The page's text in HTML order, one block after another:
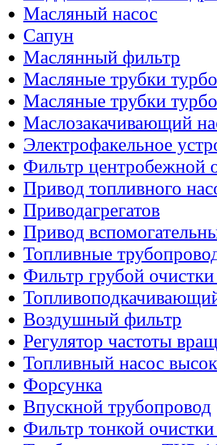
Масляный насос
Сапун
Маслянный фильтр
Масляные трубки
Масляные трубки
Маслозакачивающий
Электрофакельное
Фильтр центробежной
Привод топливного
Приводагрегатов
Привод
Топливные
Фильтр грубой
Воздушный фильтр
Регулятор частоты
Топливный насос
Форсунка
Впускной трубопровод
Фильтр тонкой